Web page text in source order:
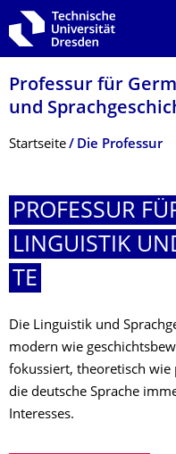
Zur Hauptnavigation
Zur Suche springen
Zum Inhalt springen
Professur für
und
Breadcrumb-Menü
Startseite Die Professur
PROFESSUR
LINGUISTIK
TE
Die Linguistik und
modern wie
fokussiert, theoretisch wie
die deutsche Sprache
Interesses.